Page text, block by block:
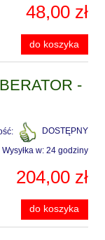
48,00 zł
do koszyka
-
DOSTĘPNY
Wysyłka w: 24 godziny
204,00 zł
do koszyka